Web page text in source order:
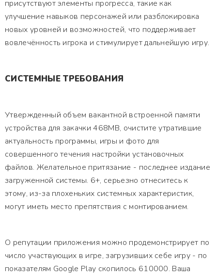
присутствуют элементы прогресса, такие как
улучшение навыков персонажей или разблокировка
новых уровней и возможностей, что поддерживает
вовлечённость игрока и стимулирует дальнейшую игру.
СИСТЕМНЫЕ ТРЕБОВАНИЯ
Утвержденный объем вакантной встроенной памяти
устройства для закачки 468MB, очистите утратившие
актуальность программы, игры и фото для
совершенного течения настройки установочных
файлов. Желательное притязание - последнее издание
загруженной системы. 6+, серьезно отнеситесь к
этому, из-за плохеньких системных характеристик,
могут иметь место препятствия с монтированием.
О репутации приложения можно продемонстрирует по
число участвующих в игре, загрузивших себе игру - по
показателям Google Play скопилось 610000. Ваша